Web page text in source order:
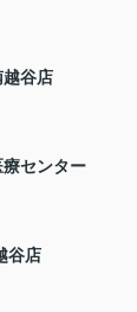
谷店
センター
谷店